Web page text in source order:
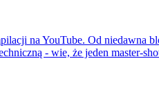
na YouTube. Od niedawna
- wie, że jeden master-